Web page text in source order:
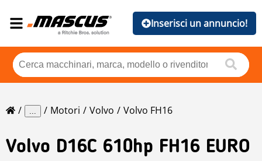
Inserisci un annuncio!
... Motori Volvo Volvo FH16
Volvo D16C 610hp FH16 EURO